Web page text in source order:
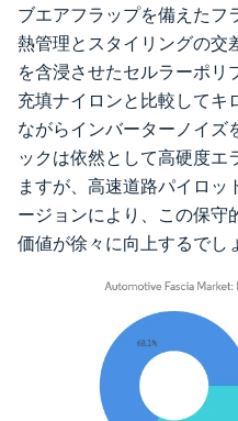
ブエアフラップを備えたフ
熱管理とスタイリングの交
を含浸させたセルラーポリ
充填ナイロンと比較してキ
ながらインバーターノイズ
ックは依然として高硬度エ
ますが、高速道路パイロッ
ージョンにより、この保守
価値が徐々に向上するでし